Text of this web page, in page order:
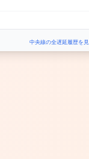
中央線の全遅延履歴を